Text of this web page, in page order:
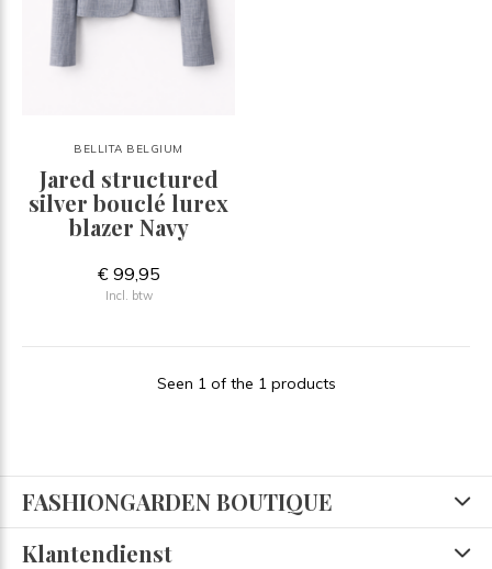
BELLITA BELGIUM
Jared structured
silver bouclé lurex
blazer Navy
€ 99,95
Incl. btw
Seen 1 of the 1 products
FASHIONGARDEN BOUTIQUE
Klantendienst